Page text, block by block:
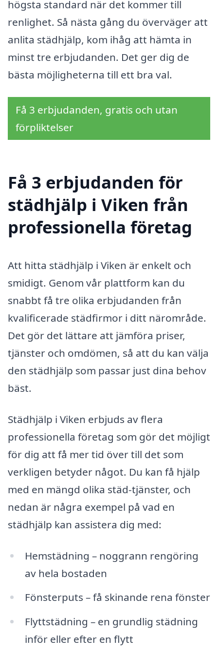
högsta standard när det kommer till
renlighet. Så nästa gång du överväger att
anlita städhjälp, kom ihåg att hämta in
minst tre erbjudanden. Det ger dig de
bästa möjligheterna till ett bra val.
Få 3 erbjudanden, gratis och utan
förpliktelser
Få 3 erbjudanden för
städhjälp i Viken från
professionella företag
Att hitta städhjälp i Viken är enkelt och
smidigt. Genom vår plattform kan du
snabbt få tre olika erbjudanden från
kvalificerade städfirmor i ditt närområde.
Det gör det lättare att jämföra priser,
tjänster och omdömen, så att du kan välja
den städhjälp som passar just dina behov
bäst.
Städhjälp i Viken erbjuds av flera
professionella företag som gör det möjligt
för dig att få mer tid över till det som
verkligen betyder något. Du kan få hjälp
med en mängd olika städ-tjänster, och
nedan är några exempel på vad en
städhjälp kan assistera dig med:
Hemstädning – noggrann rengöring
av hela bostaden
Fönsterputs – få skinande rena fönster
Flyttstädning – en grundlig städning
inför eller efter en flytt